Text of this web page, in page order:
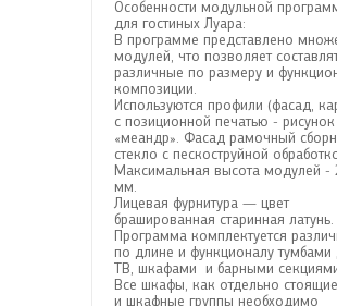
Особенности модульной
для гостиных Луара:
В программе представлено
модулей, что позволяет
различные по размеру и
композиции.
Используются профили (фасад,
с позиционной печатью - рисунок
«меандр». Фасад рамочный
стекло с пескоструйной
Максимальная высота модулей -
мм.
Лицевая фурнитура — цвет
брашированная старинная латунь.
Программа комплектуется
по длине и функционалу тумбами
ТВ, шкафами и барными
Все шкафы, как отдельно
и шкафные группы необходимо